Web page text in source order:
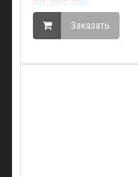
Заказать